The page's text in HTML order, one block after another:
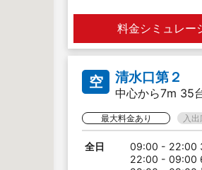
料金シミュレー
空 清水口第２
中心から7m 35
最大料金あり 入
全日
09:00 - 22:00
22:00 - 09:00